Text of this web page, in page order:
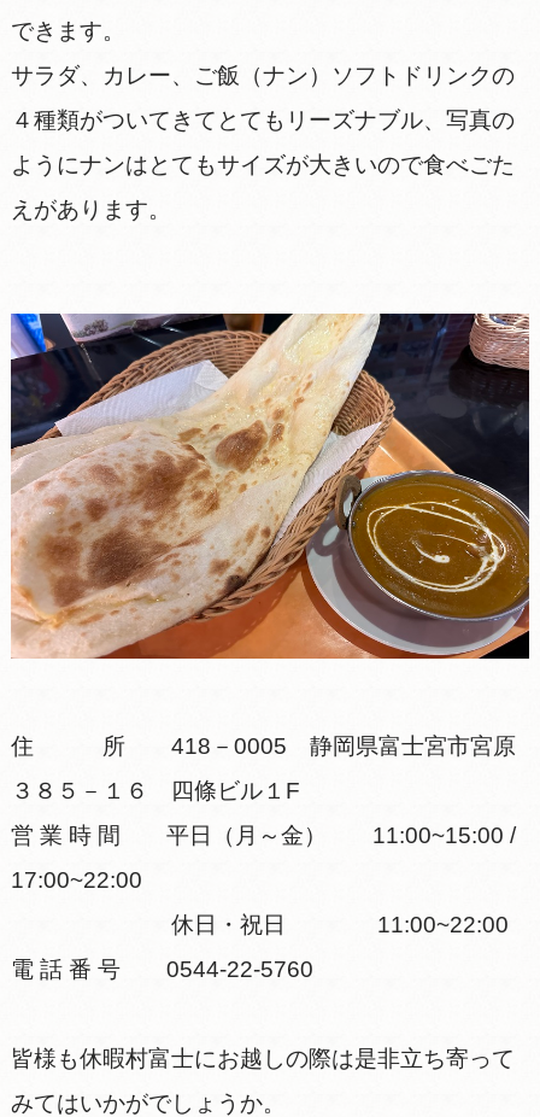
できます。
サラダ、カレー、ご飯（ナン）ソフトドリンクの
４種類がついてきてとてもリーズナブル、写真の
ようにナンはとてもサイズが大きいので食べごた
えがあります。
住 所 418－0005 静岡県富士宮市宮原
３８５－１６ 四條ビル１F
営 業 時 間 平日（月～金） 11:00~15:00 /
17:00~22:00
休日・祝日 11:00~22:00
電 話 番 号 0544-22-5760
皆様も休暇村富士にお越しの際は是非立ち寄って
みてはいかがでしょうか。